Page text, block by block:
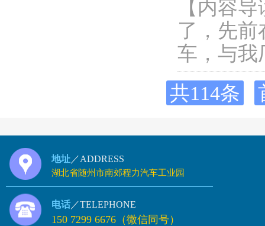
【内容
了，先
车，与我
共114条
地址 ／ADDRESS
湖北省随州市南郊程力汽车工业园
电话 ／TELEPHONE
150 7299 6676（微信同号）